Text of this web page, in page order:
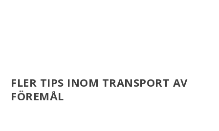
FLER TIPS INOM TRANSPORT AV
FÖREMÅL